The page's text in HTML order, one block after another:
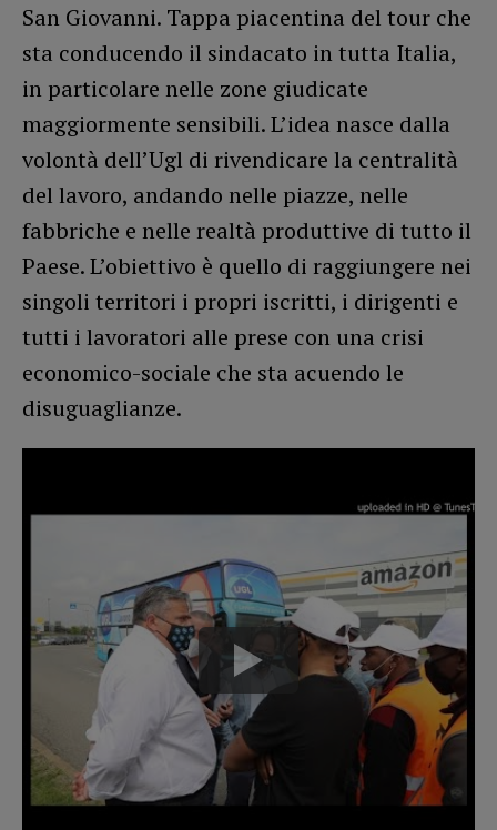
San Giovanni. Tappa piacentina del tour che
sta conducendo il sindacato in tutta Italia,
in particolare nelle zone giudicate
maggiormente sensibili. L’idea nasce dalla
volontà dell’Ugl di rivendicare la centralità
del lavoro, andando nelle piazze, nelle
fabbriche e nelle realtà produttive di tutto il
Paese. L’obiettivo è quello di raggiungere nei
singoli territori i propri iscritti, i dirigenti e
tutti i lavoratori alle prese con una crisi
economico-sociale che sta acuendo le
disuguaglianze.